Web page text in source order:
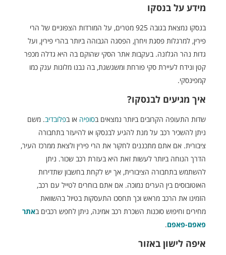
מידע על בנסקו
בנסקו נמצאת בגובה 925 מטרים, על המורדות הצפוניים של הרי
פירין, למרגלות פסגת ויחרן, הפסגה הגבוהה ביותר בהרי פירין, ועל
גדות נהר הגלזנה. בעקבות אתר הסקי שהוקם בה היא גדלה מכפר
קטן ונידח לעיירת סקי פורחת ומשגשגת, בה נבנו מלונות ענק כמו
קמפינסקי.
איך מגיעים לבנסקו?
שדות התעופה הקרובים ביותר נמצאים בסופיה או בפלובדיב. משם
ניתן להשכיר רכב על מנת להגיע לבנסקו או להיעזר בתחבורה
ציבורית. אם אתם מתכננים לחקור את הרי פירין ולצאת ממרכז העיר,
הדרך הנוחה ביותר לעשות זאת היא בעזרת רכב שכור. ניתן
להשתמש בתחבורה הציבורית, אך יש לקחת בחשבון שתדירות
האוטובוסים בין הערים נמוכה. אם אתם בוחרים לטייל עם רכב,
הזמינו את הרכב מראש וכך תחסכו התעסקות בטיול בהשוואת
מחירים וחיפוש סוכנות השכרת רכב אמינה, ניתן לחפש רכבים באתר
פאפם-פאפם.
איפה לישון באזור